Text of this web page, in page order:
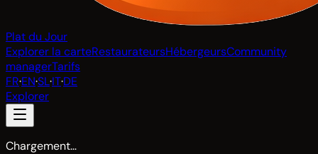
Plat du Jour
Explorer la carteRestaurateursHébergeursCommunity
managerTarifs
FR·EN·SL·IT·DE
Explorer
Chargement…